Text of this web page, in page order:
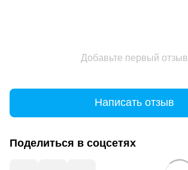
Добавьте первый отзыв
Написать отзыв
Поделиться в соцсетях